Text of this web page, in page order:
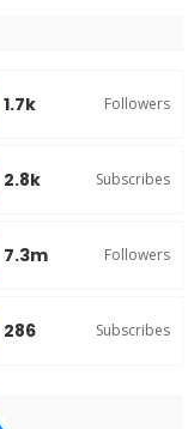
1.7k Followers
2.8k Subscribes
7.3m Followers
286 Subscribes